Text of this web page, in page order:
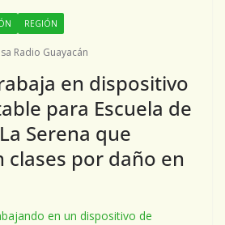
REGIÓN
Radio Guayacán
en dispositivo
para Escuela de
Serena que
clases por daño en
en un dispositivo de